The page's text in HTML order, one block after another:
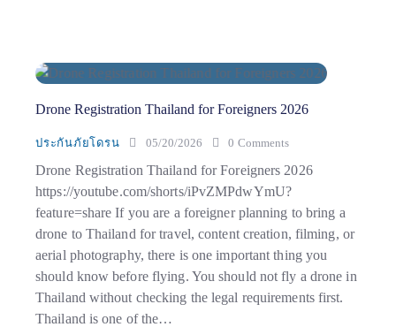
Drone Registration Thailand for Foreigners 2026
ประกันภัยโดรน 05/20/2026 0 Comments
Drone Registration Thailand for Foreigners 2026
https://youtube.com/shorts/iPvZMPdwYmU?
feature=share If you are a foreigner planning to bring a
drone to Thailand for travel, content creation, filming, or
aerial photography, there is one important thing you
should know before flying. You should not fly a drone in
Thailand without checking the legal requirements first.
Thailand is one of the…